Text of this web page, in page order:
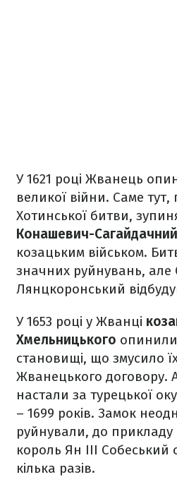
У 1621 році Жванець
великої війни. Саме тут,
Хотинської битви,
Конашевич-Сагайдачний
козацьким військом.
значних руйнувань, але
Лянцкоронський
У 1653 році у Жванці
Хмельницького
становищі, що змусило
Жванецького договору.
настали за турецької
– 1699 років. Замок
руйнували, до прикладу
король Ян III Собеський
кілька разів.